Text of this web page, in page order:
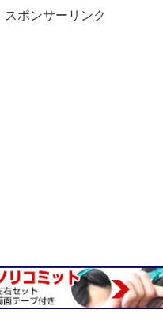
スポンサーリンク